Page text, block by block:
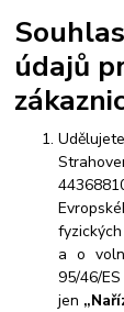
údajů
a o
95/46/
jen